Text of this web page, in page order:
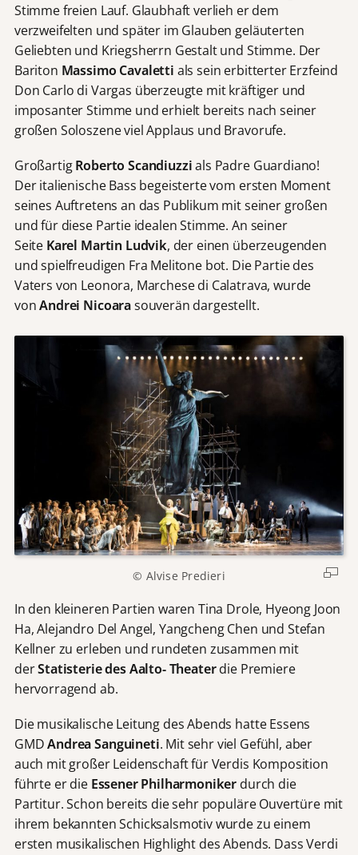
Stimme freien Lauf. Glaubhaft verlieh er dem
verzweifelten und später im Glauben geläuterten
Geliebten und Kriegsherrn Gestalt und Stimme. Der
Bariton Massimo Cavaletti als sein erbitterter Erzfeind
Don Carlo di Vargas überzeugte mit kräftiger und
imposanter Stimme und erhielt bereits nach seiner
großen Soloszene viel Applaus und Bravorufe.
GroßartigRoberto Scandiuzzials Padre Guardiano!
Der italienische Bass begeisterte vom ersten Moment
seines Auftretens an das Publikum mit seiner großen
und für diese Partie idealen Stimme. An seiner
Seite Karel Martin Ludvik, der einen überzeugenden
und spielfreudigen Fra Melitone bot. Die Partie des
Vaters von Leonora, Marchese di Calatrava, wurde
vonAndrei Nicoarasouverän dargestellt.
© Alvise Predieri
In den kleineren Partien waren Tina Drole, Hyeong Joon
Ha, Alejandro Del Angel, Yangcheng Chen und Stefan
Kellner zu erleben und rundeten zusammen mit
derStatisterie des Aalto- Theaterdie Premiere
hervorragend ab.
Die musikalische Leitung des Abends hatte Essens
GMDAndrea Sanguineti. Mit sehr viel Gefühl, aber
auch mit großer Leidenschaft für Verdis Komposition
führte er die Essener Philharmoniker durch die
Partitur. Schon bereits die sehr populäre Ouvertüre mit
ihrem bekannten Schicksalsmotiv wurde zu einem
ersten musikalischen Highlight des Abends. Dass Verdi